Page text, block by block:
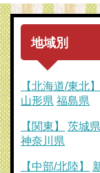
地域別
【北海道/東北】
山形県 福島県
【関東】 茨城県
神奈川県
【中部/北陸】